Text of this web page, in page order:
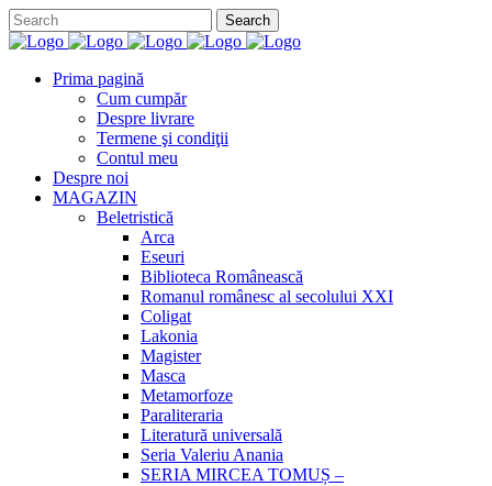
Prima pagină
Cum cumpăr
Despre livrare
Termene şi condiţii
Contul meu
Despre noi
MAGAZIN
Beletristică
Arca
Eseuri
Biblioteca Românească
Romanul românesc al secolului XXI
Coligat
Lakonia
Magister
Masca
Metamorfoze
Paraliteraria
Literatură universală
Seria Valeriu Anania
SERIA MIRCEA TOMUȘ –